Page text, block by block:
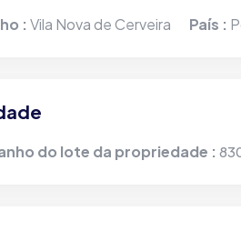
: Vila Nova de Cerveira País :
do lote da propriedade :